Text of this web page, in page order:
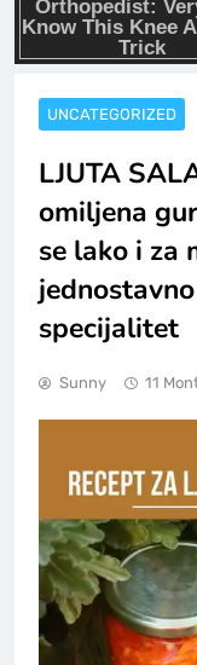
UNCATEGORIZED
LJUTA
omiljena
se lako i za
specijalitet
Sunny 11